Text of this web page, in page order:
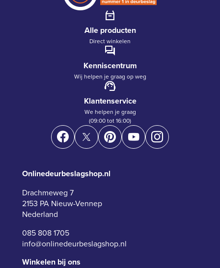
Alle producten
Direct winkelen
Kenniscentrum
Wij helpen je graag op weg
Klantenservice
We helpen je graag
(09:00 tot 16:00)
Onlinedeurbeslagshop.nl
Drachmeweg 7
2153 PA Nieuw-Vennep
Nederland
085 808 1705
info@onlinedeurbeslagshop.nl
Winkelen bij ons